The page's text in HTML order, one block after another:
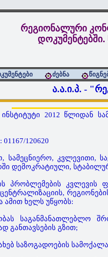
რეგიონალური
ძებნა
ა.ა.ი.პ. -
2012 წლიდან
120620
სამეცნიერო, კვლევითი,
დემოკრატიული,
პრობლემების
ხელს უწყობს:
საგანმანათლებლო
განთავსების გზით;
საზოგადოების